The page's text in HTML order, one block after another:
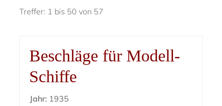
Treffer: 1 bis 50 von 57
Beschläge für Modell-
Schiffe
Jahr: 1935